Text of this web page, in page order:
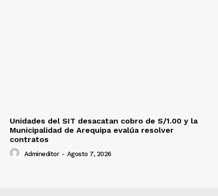
Unidades del SIT desacatan cobro de S/1.00 y la
Municipalidad de Arequipa evalúa resolver
contratos
Admineditor - Agosto 7, 2026